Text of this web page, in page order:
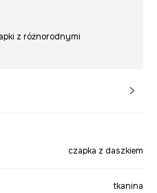
z różnorodnymi
czapka z daszkiem
tkanina